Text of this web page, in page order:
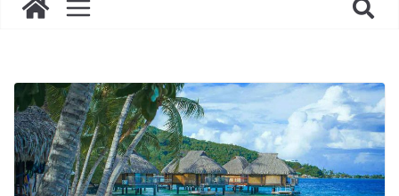
ได้เตรียมนักเรียนเพียงเพื่อก้าวเข้าสู่
มหาวิทยาลัยเท่านั้น แต่ยังเตรียมพวก
เขาให้พร้อมเป็นผู้กำหนดอนาคต”
8.8 “ซูเลียน” รวมพลังนักธุรกิจทั่ว
ประเทศ จัดประชุมใหญ่แห่งปี พบ CEO
“ดร.ปิยะวัฒน์” ถ่ายทอดวิสัยทัศน์ธุรกิจ
พร้อมฟรีคอนเสิร์ต “โชค รถแห่” ยกวง